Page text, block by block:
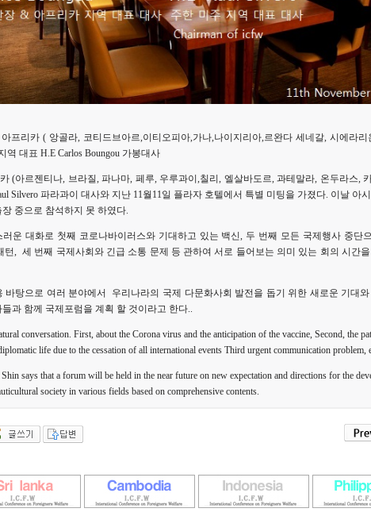
프리카 ( 앙골라, 코티드브아르,이티오피아,가나,나이지리아,르완다 세네갈, 시에라리
역 대표 H.E Carlos Boungou 가봉대사
(아르젠티나, 브라질, 파나마, 페루, 우루과이,칠리, 엘살바도르, 과테말라, 온두라스,
Silvero 파라과이 대사와 지난 11월11일 플라자 호텔에서 특별 미팅을 가졌다. 이날 아
중으로 참석하지 못 하였다.
러운 대화로 첫째 코로나바이러스와 기대하고 있는 백신, 두 번째 모든 국제행사 중단
턴, 세 번째 국제사회와 긴급 소통 문제 등 관하여 서로 들어보는 의미 있는 회의 시간
바탕으로 여러 분야에서 우리나라의 국제 다문화사회 발전을 돕기 위한 새로운 기대
과 함께 국제포럼을 계획 할 것이라고 한다..
conversation. First, about the Corona virus and the anticipation of the vaccine, Second, the
life due to the cessation of all international events Third urgent communication problem,
says that a forum will be held in the near future on new expectation and directions for the
society in various fields based on comprehensive contents.